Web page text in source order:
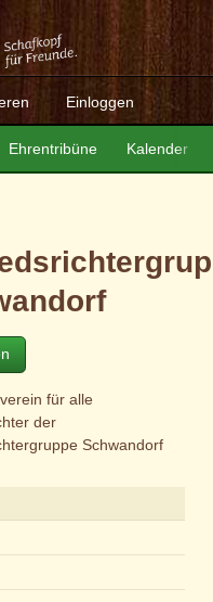
Einloggen
Ehrentribüne Kalender
für alle
der
Schwandorf